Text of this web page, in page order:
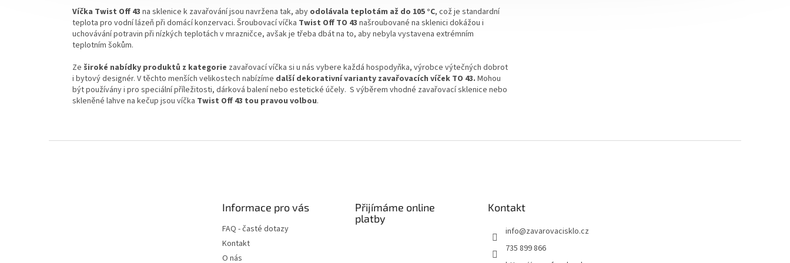
Víčka Twist Off 43 na sklenice k zavařování jsou navržena tak, aby odolávala teplotám až do 105 °C, což je standardní
teplota pro vodní lázeň při domácí konzervaci. Šroubovací víčka Twist Off TO 43 našroubované na sklenici dokážou i
uchovávání potravin při nízkých teplotách vmrazničce, avšak je třeba dbát na to, aby nebyla vystavena extrémním
teplotním šokům.
Ze široké nabídky produktů z kategorie zavařovací víčka si u nás vybere každá hospodyňka, výrobce výtečných dobrot
i bytový designér. V těchto menších velikostech nabízíme další dekorativní varianty zavařovacích víček TO 43. Mohou
být používány i pro speciální příležitosti, dárková balení nebo estetické účely. S výběrem vhodné zavařovací sklenice nebo
skleněné lahve na kečup jsou víčka Twist Off 43 tou pravou volbou.
Informace pro vás
FAQ - časté dotazy
Kontakt
O nás
Přijímáme online
platby
Kontakt
info@zavarovacisklo.cz
735 899 866